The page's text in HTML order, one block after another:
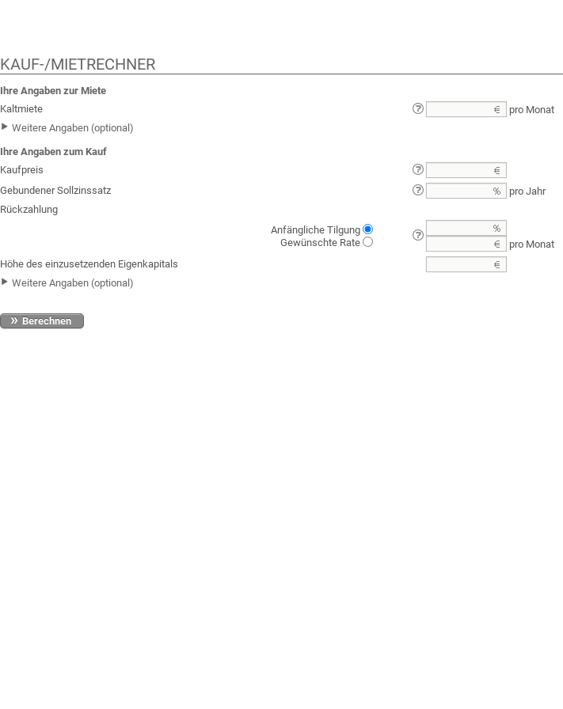
KAUF-/MIETRECHNER
Ihre Angaben zur Miete
Kaltmiete
pro Monat
Weitere Angaben (optional)
Ihre Angaben zum Kauf
Kaufpreis
Gebundener Sollzinssatz
pro Jahr
Rückzahlung
Anfängliche Tilgung
Gewünschte Rate
pro Monat
Höhe des einzusetzenden Eigenkapitals
Weitere Angaben (optional)
Berechnen